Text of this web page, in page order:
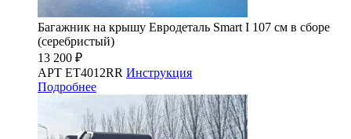
Багажник на крышу Евродеталь Smart I 107 см в сборе
(серебристый)
13 200 ₽
АРТ ET4012RR Инструкция
Подробнее